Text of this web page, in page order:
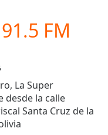
FM
La Super
desde la calle
Santa Cruz de la